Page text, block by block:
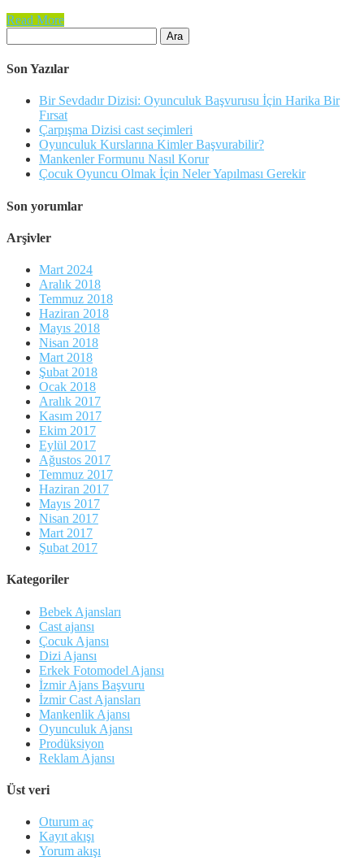
Read More
Son Yazılar
Bir Sevdadır Dizisi: Oyunculuk Başvurusu İçin Harika Bir
Fırsat
Çarpışma Dizisi cast seçimleri
Oyunculuk Kurslarına Kimler Başvurabilir?
Mankenler Formunu Nasıl Korur
Çocuk Oyuncu Olmak İçin Neler Yapılması Gerekir
Son yorumlar
Arşivler
Mart 2024
Aralık 2018
Temmuz 2018
Haziran 2018
Mayıs 2018
Nisan 2018
Mart 2018
Şubat 2018
Ocak 2018
Aralık 2017
Kasım 2017
Ekim 2017
Eylül 2017
Ağustos 2017
Temmuz 2017
Haziran 2017
Mayıs 2017
Nisan 2017
Mart 2017
Şubat 2017
Kategoriler
Bebek Ajansları
Cast ajansı
Çocuk Ajansı
Dizi Ajansı
Erkek Fotomodel Ajansı
İzmir Ajans Başvuru
İzmir Cast Ajansları
Mankenlik Ajansı
Oyunculuk Ajansı
Prodüksiyon
Reklam Ajansı
Üst veri
Oturum aç
Kayıt akışı
Yorum akışı